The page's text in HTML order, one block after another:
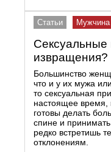
Статьи
Сексуальные
извращения?
Большинство
что и у их мужа
то сексуальная
настоящее время,
готовы делать
спине и
редко встретишь
отклонениям.